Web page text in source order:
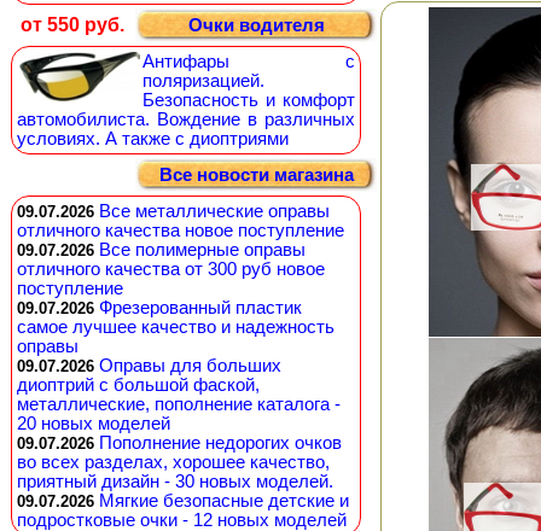
от 550 руб.
Очки водителя
Антифары с
поляризацией.
Безопасность и комфорт
автомобилиста. Вождение в различных
условиях. А также с диоптриями
Все новости магазина
09.07.2026 Все металлические оправы
отличного качества новое поступление
09.07.2026 Все полимерные оправы
отличного качества от 300 руб новое
поступление
09.07.2026 Фрезерованный пластик
самое лучшее качество и надежность
оправы
09.07.2026 Оправы для больших
диоптрий с большой фаской,
металлические, пополнение каталога -
20 новых моделей
09.07.2026 Пополнение недорогих очков
во всех разделах, хорошее качество,
приятный дизайн - 30 новых моделей.
09.07.2026 Мягкие безопасные детские и
подростковые очки - 12 новых моделей